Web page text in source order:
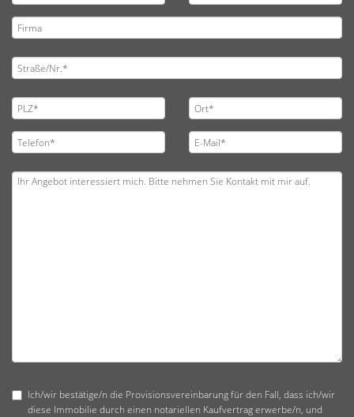
Ich/wir bestätige/n die Provisionsvereinbarung für den Fall, dass ich/wir
diese Immobilie durch einen notariellen Kaufvertrag erwerbe/n, und